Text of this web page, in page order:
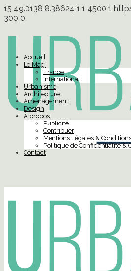
15 49.0138 8.38624 1 1 4500 1
300 0
Accueil
Le Mag’
France
International
Urbanisme
Architecture
Aménagement
Design
À propos
Publicité
Contribuer
Mentions Légales &
Politique de Confidentialité &
Contact